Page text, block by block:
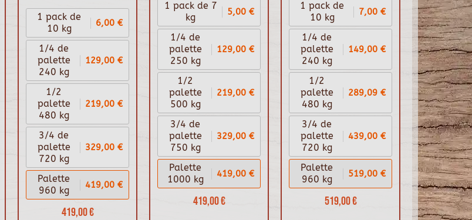
419,00 €
1 pack de
10 kg
6,00 €
1/4 de
palette
240 kg
129,00 €
1/2
palette
480 kg
219,00 €
3/4 de
palette
720 kg
329,00 €
Palette
960 kg
419,00 €
419,00 €
1 pack de 7
kg
5,00 €
1/4 de
palette
250 kg
129,00 €
1/2
palette
500 kg
219,00 €
3/4 de
palette
750 kg
329,00 €
Palette
1000 kg
419,00 €
519,00 €
1 pack de
10 kg
7,00 €
1/4 de
palette
240 kg
149,00 €
1/2
palette
480 kg
289,09 €
3/4 de
palette
720 kg
439,00 €
Palette
960 kg
519,00 €